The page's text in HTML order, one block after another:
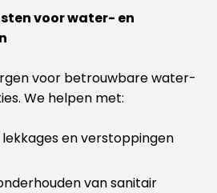
voor water- en
voor betrouwbare water-
We helpen met:
en verstoppingen
van sanitair